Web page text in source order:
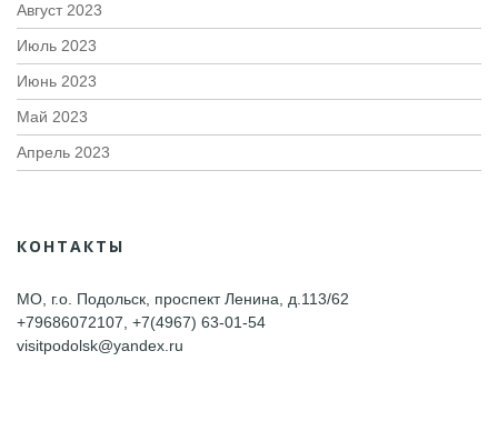
Август 2023
Июль 2023
Июнь 2023
Май 2023
Апрель 2023
КОНТАКТЫ
МО, г.о. Подольск, проспект Ленина, д.113/62
+79686072107, +7(4967) 63-01-54
visitpodolsk@yandex.ru